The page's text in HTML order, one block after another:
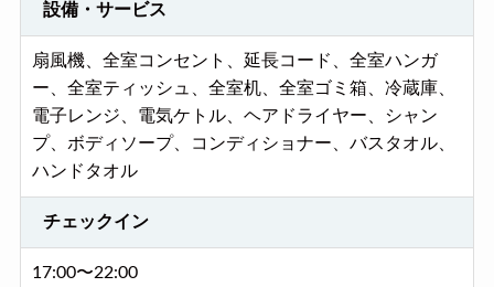
設備・サービス
扇風機、全室コンセント、延長コード、全室ハンガ
ー、全室ティッシュ、全室机、全室ゴミ箱、冷蔵庫、
電子レンジ、電気ケトル、ヘアドライヤー、シャン
プ、ボディソープ、コンディショナー、バスタオル、
ハンドタオル
チェックイン
17:00〜22:00